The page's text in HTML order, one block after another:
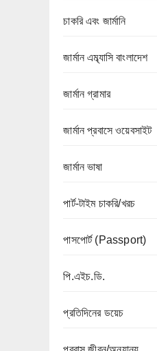
চাকরি এবং জার্মানি
জার্মান এম্ব্যাসি বাংলাদেশ
জার্মান গ্রামার
জার্মান প্রবাসে ওয়েবসাইট
জার্মান ভাষা
পার্ট-টাইম চাকরি/খরচ
পাসপোর্ট (Passport)
পি.এইচ.ডি.
প্রতিদিনের ডয়েচ